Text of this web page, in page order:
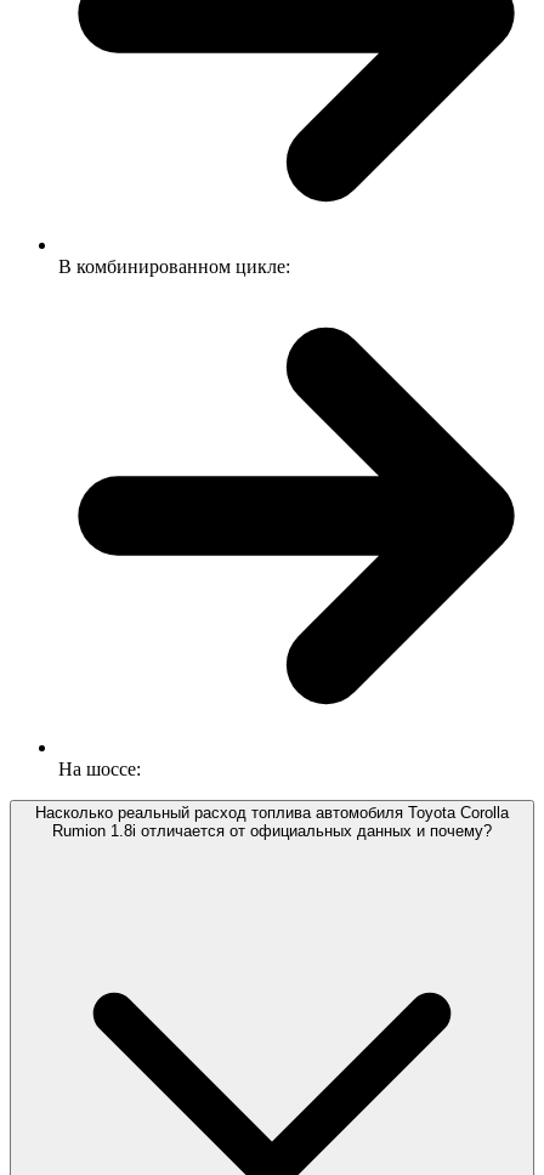
В комбинированном цикле:
На шоссе:
Насколько реальный расход топлива автомобиля Toyota Corolla
Rumion 1.8i отличается от официальных данных и почему?